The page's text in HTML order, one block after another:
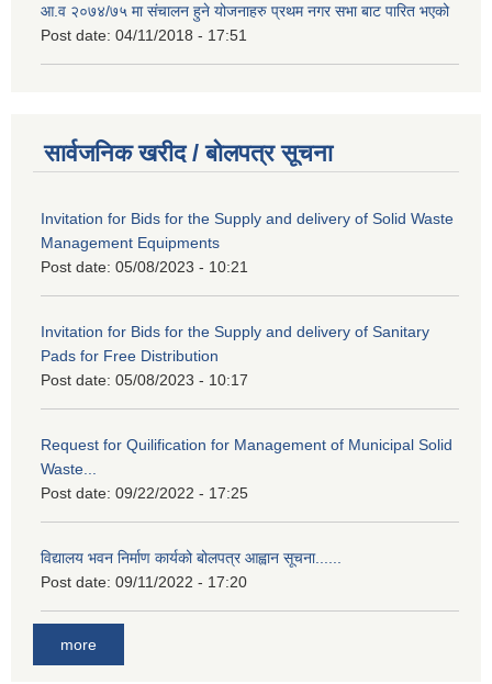
आ.व २०७४/७५ मा संचालन हुने योजनाहरु प्रथम नगर सभा बाट पारित भएको
Post date: 04/11/2018 - 17:51
सार्वजनिक खरीद / बोलपत्र सूचना
Invitation for Bids for the Supply and delivery of Solid Waste
Management Equipments
Post date: 05/08/2023 - 10:21
Invitation for Bids for the Supply and delivery of Sanitary
Pads for Free Distribution
Post date: 05/08/2023 - 10:17
Request for Quilification for Management of Municipal Solid
Waste...
Post date: 09/22/2022 - 17:25
विद्यालय भवन निर्माण कार्यको बोलपत्र आह्वान सूचना......
Post date: 09/11/2022 - 17:20
more